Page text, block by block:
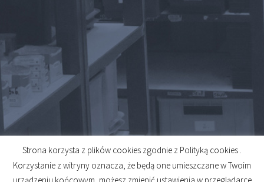
© 2026
Created byMidero
Strona korzysta z plików cookies zgodnie z Polityką cookies .
Korzystanie z witryny oznacza, że będą one umieszczane w Twoim